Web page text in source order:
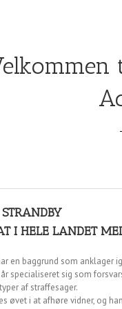
I HELE LANDET
en baggrund som anklager
specialiseret sig som
af straffesager.
øvet i at afhøre vidner, og